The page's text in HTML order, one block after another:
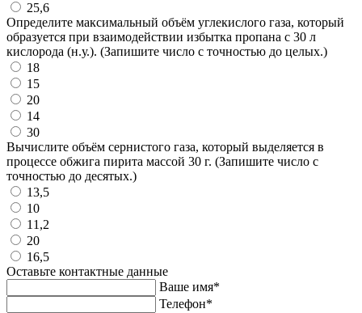
25,6
Определите максимальный объём углекислого газа, который
образуется при взаимодействии избытка пропана с 30 л
кислорода (н.у.). (Запишите число с точностью до целых.)
18
15
20
14
30
Вычислите объём сернистого газа, который выделяется в
процессе обжига пирита массой 30 г. (Запишите число с
точностью до десятых.)
13,5
10
11,2
20
16,5
Оставьте контактные данные
Ваше имя*
Телефон*